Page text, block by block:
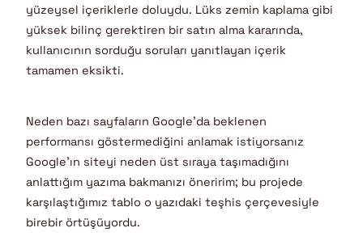
yüzeysel içeriklerle doluydu. Lüks zemin kaplama gibi
yüksek bilinç gerektiren bir satın alma kararında,
kullanıcının sorduğu soruları yanıtlayan içerik
tamamen eksikti.
Neden bazı sayfaların Google’da beklenen
performansı göstermediğini anlamak istiyorsanız
Google’ın siteyi neden üst sıraya taşımadığını
anlattığım yazıma bakmanızı öneririm; bu projede
karşılaştığımız tablo o yazıdaki teşhis çerçevesiyle
birebir örtüşüyordu.